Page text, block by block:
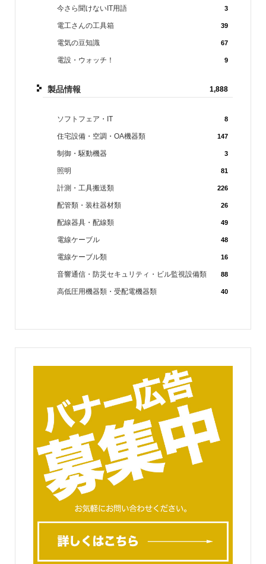
今さら聞けないIT用語 3
電工さんの工具箱 39
電気の豆知識 67
電設・ウォッチ！ 9
製品情報 1,888
ソフトフェア・IT 8
住宅設備・空調・OA機器類 147
制御・駆動機器 3
照明 81
計測・工具搬送類 226
配管類・装柱器材類 26
配線器具・配線類 49
電線ケーブル 48
電線ケーブル類 16
音響通信・防災セキュリティ・ビル監視設備類 88
高低圧用機器類・受配電機器類 40